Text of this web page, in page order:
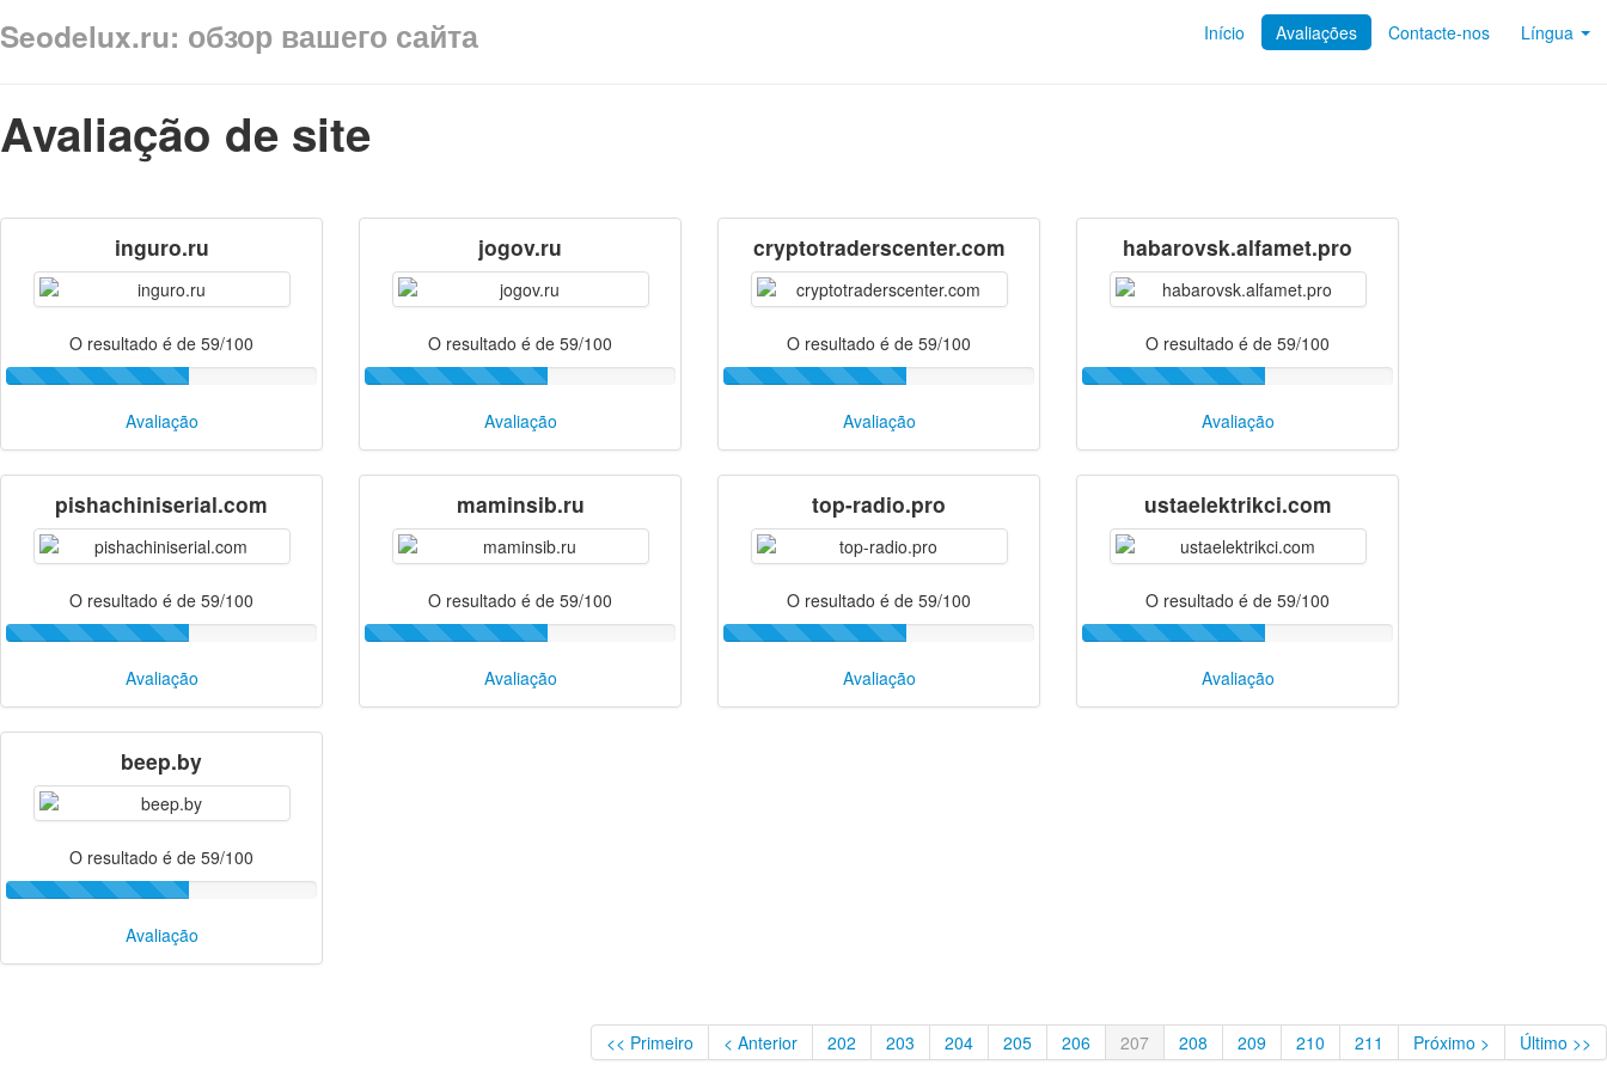
Início Avaliações Contacte-nos Língua
Seodelux.ru: обзор вашего сайта
Avaliação de site
inguro.ru
O resultado é de 59/100
Avaliação
jogov.ru
O resultado é de 59/100
Avaliação
cryptotraderscenter.com
O resultado é de 59/100
Avaliação
habarovsk.alfamet.pro
O resultado é de 59/100
Avaliação
pishachiniserial.com
O resultado é de 59/100
Avaliação
maminsib.ru
O resultado é de 59/100
Avaliação
top-radio.pro
O resultado é de 59/100
Avaliação
ustaelektrikci.com
O resultado é de 59/100
Avaliação
beep.by
O resultado é de 59/100
Avaliação
<< Primeiro < Anterior 202 203 204 205 206 207 208 209 210 211 Próximo > Último >>